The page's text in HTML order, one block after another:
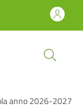
anno 2026-2027